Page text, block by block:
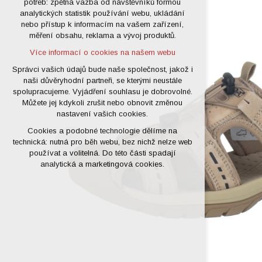
udržení kontextu stránek (session):
případná přihlášení, volby jazyka, apod.
Volitelná cookies
analytická pro anonymizované
vyhodnocení návštěvnosti
marketingová cookies (Google)
Více informací o cookies na našem webu
Přijmout všechny cookies
Odmítnout vše
potřeb: zpětná vazba od návštěvníků formou
analytických statistik používání webu, ukládání
nebo přístup k informacím na vašem zařízení,
měření obsahu, reklama a vývoj produktů.
Více informací o cookies na našem webu
Správci vašich údajů bude naše společnost, jakož i
naši důvěryhodní partneři, se kterými neustále
spolupracujeme. Vyjádření souhlasu je dobrovolné.
Můžete jej kdykoli zrušit nebo obnovit změnou
nastavení vašich cookies.
Cookies a podobné technologie dělíme na
technická: nutná pro běh webu, bez nichž nelze web
používat a volitelná. Do této části spadají
analytická a marketingová cookies.